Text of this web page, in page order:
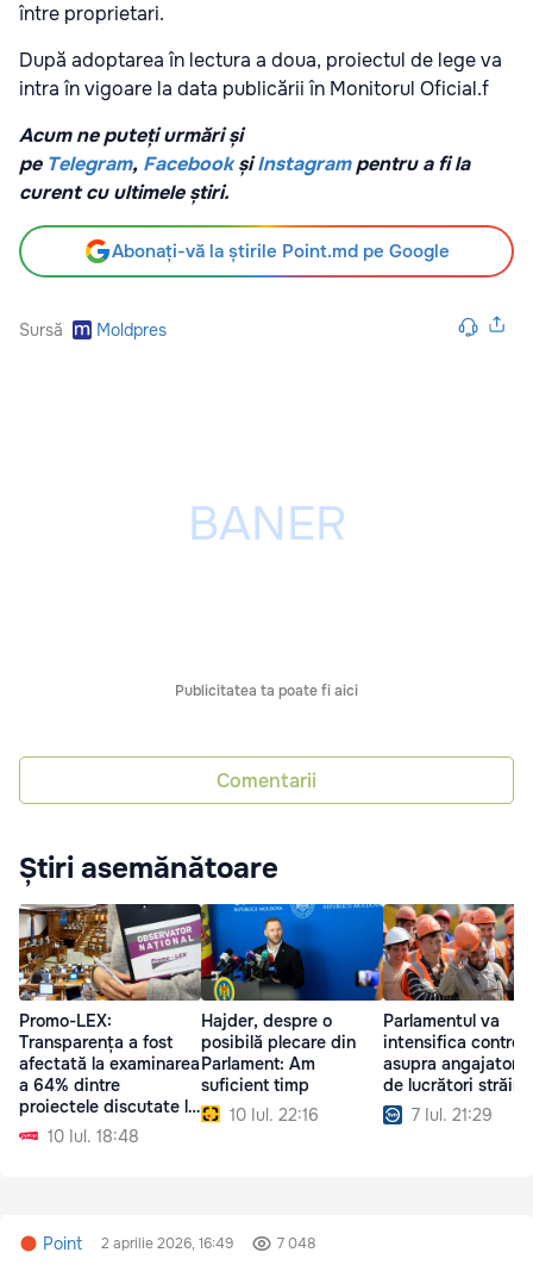
între proprietari.
După adoptarea în lectura a doua, proiectul de lege va
intra în vigoare la data publicării în Monitorul Oficial.f
Acum ne puteți urmări și
pe Telegram, Facebook șiInstagrampentru a fi la
curent cu ultimele știri.
Abonați-vă la știrile Point.md pe Google
Sursă Moldpres
Publicitatea ta poate fi aici
Comentarii
Știri asemănătoare
Promo-LEX:
Transparența a fost
afectată la examinarea
a 64% dintre
proiectele discutate la
ședința Parlamentului
10 Iul. 18:48
Hajder, despre o
posibilă plecare din
Parlament: Am
suficient timp
10 Iul. 22:16
Parlamentul va
intensifica
asupra
de lucrători străini
7 Iul. 21:29
Point 2 aprilie 2026, 16:49 7 048